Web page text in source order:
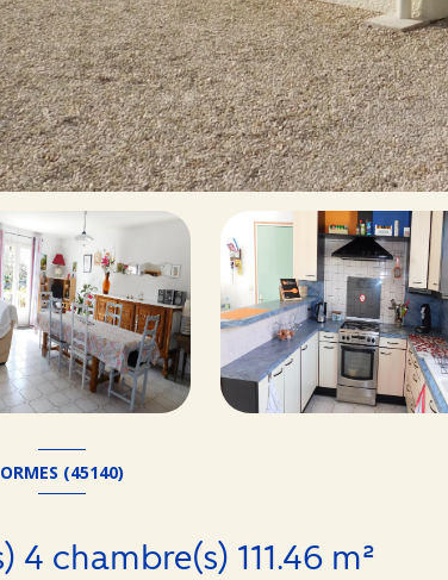
ORMES (45140)
Maison 5 pièce(s) 4 chambre(s) 111.46 m²